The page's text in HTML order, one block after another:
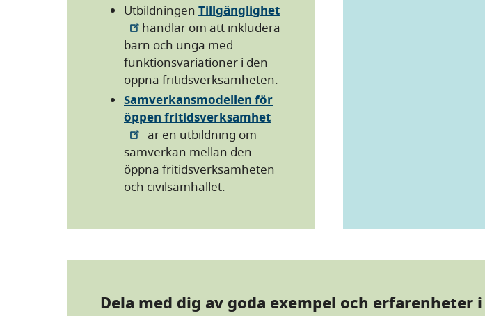
Utbildningen Tillgänglighet
handlar om att inkludera
barn och unga med
funktions­variationer i den
öppna fritidsverksamheten.
Samverkansmodellen för
öppen fritidsverksamhet
är en utbildning om
samverkan mellan den
öppna fritidsverksamheten
och civilsamhället.
Dela med dig av goda exempel och